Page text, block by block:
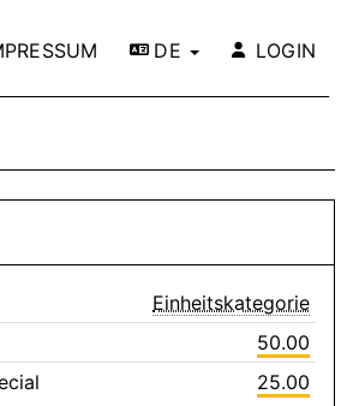
DE LOGIN
Einheitskategorie
50.00
25.00